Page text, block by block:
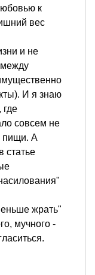
к
вес
и не
между
И я знаю
совсем не
пищи. А
статье
жрать"
мучного -